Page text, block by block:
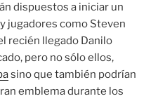
dispuestos a iniciar un
jugadores como Steven
recién llegado Danilo
pero no sólo ellos,
sino que también podrían
emblema durante los